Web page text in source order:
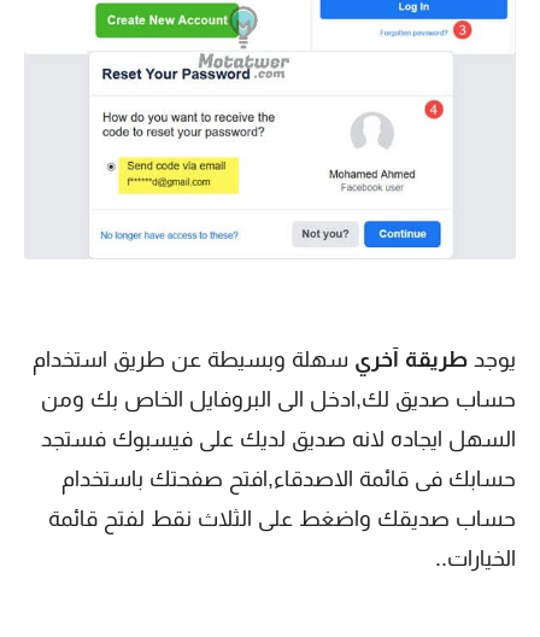
يوجد طريقة آخري سهلة وبسيطة عن طريق استخدام
حساب صديق لك,ادخل الى البروفايل الخاص بك ومن
السهل ايجاده لانه صديق لديك على فيسبوك فستجد
حسابك فى قائمة الاصدقاء,افتح صفحتك باستخدام
حساب صديقك واضغط على الثلاث نقط لفتح قائمة
الخيارات..